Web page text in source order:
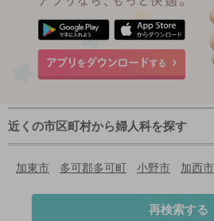
近くの市区町村から婦人科を探す
加東市 多可郡多可町 小野市 加西市
再検索する